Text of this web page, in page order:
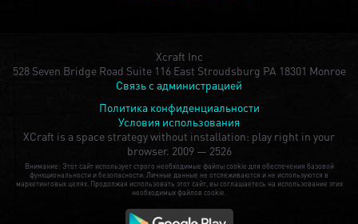
Xcraft Inc
528 Seven Bridge Road Suite 116 East Stroudsburg PA 18301 Monroe
Связь с администрацией
Политика конфиденциальности
Условия использования
XCraft is a space strategy without installation: play right in your
browser. 2009 — 2526
Внимание: Этот сайт использует строго необходимые файлы cookie для обеспечения базовой
функциональности и безопасности. Личные данные не отслеживаются и не используются в
маркетинговых целях. Продолжая использовать этот сайт, вы соглашаетесь на использование этих
необходимых файлов cookie.